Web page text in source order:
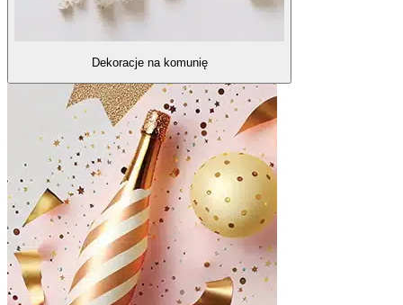
Dekoracje na komunię